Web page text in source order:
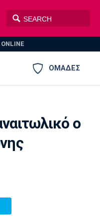
ONLINE
ΟΜΑΔΕΣ
ο